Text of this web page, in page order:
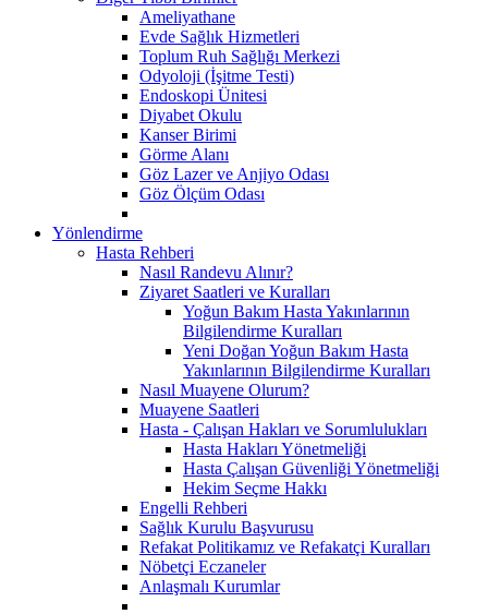
Ameliyathane
Evde Sağlık Hizmetleri
Toplum Ruh Sağlığı Merkezi
Odyoloji (İşitme Testi)
Endoskopi Ünitesi
Diyabet Okulu
Kanser Birimi
Görme Alanı
Göz Lazer ve Anjiyo Odası
Göz Ölçüm Odası
Yönlendirme
Hasta Rehberi
Nasıl Randevu Alınır?
Ziyaret Saatleri ve Kuralları
Yoğun Bakım Hasta Yakınlarının
Bilgilendirme Kuralları
Yeni Doğan Yoğun Bakım Hasta
Yakınlarının Bilgilendirme Kuralları
Nasıl Muayene Olurum?
Muayene Saatleri
Hasta - Çalışan Hakları ve Sorumlulukları
Hasta Hakları Yönetmeliği
Hasta Çalışan Güvenliği Yönetmeliği
Hekim Seçme Hakkı
Engelli Rehberi
Sağlık Kurulu Başvurusu
Refakat Politikamız ve Refakatçi Kuralları
Nöbetçi Eczaneler
Anlaşmalı Kurumlar